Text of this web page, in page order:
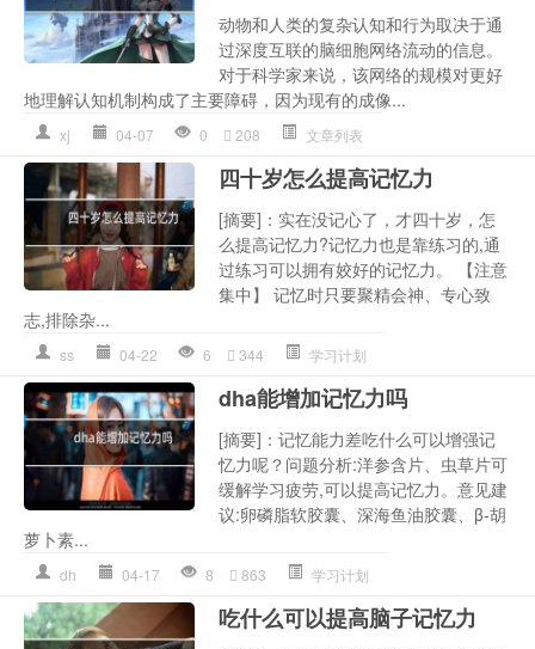
动物和人类的复杂认知和行为取决于通
过深度互联的脑细胞网络流动的信息。
对于科学家来说，该网络的规模对更好
地理解认知机制构成了主要障碍，因为现有的成像...
xj 04-07 0 208 文章列表
四十岁怎么提高记忆力
[摘要]：实在没记心了，才四十岁，怎
么提高记忆力?记忆力也是靠练习的,通
过练习可以拥有姣好的记忆力。 【注意
集中】 记忆时只要聚精会神、专心致
志,排除杂...
ss 04-22 6 344 学习计划
dha能增加记忆力吗
[摘要]：记忆能力差吃什么可以增强记
忆力呢？问题分析:洋参含片、虫草片可
缓解学习疲劳,可以提高记忆力。意见建
议:卵磷脂软胶囊、深海鱼油胶囊、β-胡
萝卜素...
dh 04-17 8 863 学习计划
吃什么可以提高脑子记忆力